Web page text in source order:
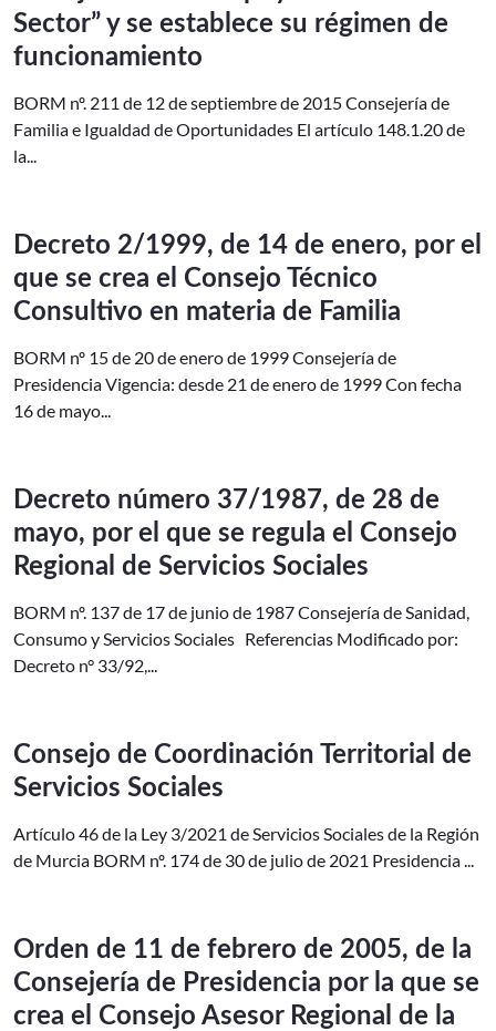
Sector” y se establece su régimen de
funcionamiento
BORM nº. 211 de 12 de septiembre de 2015 Consejería de
Familia e Igualdad de Oportunidades El artículo 148.1.20 de
la...
Decreto 2/1999, de 14 de enero, por el
que se crea el Consejo Técnico
Consultivo en materia de Familia
BORM nº 15 de 20 de enero de 1999 Consejería de
Presidencia Vigencia: desde 21 de enero de 1999 Con fecha
16 de mayo...
Decreto número 37/1987, de 28 de
mayo, por el que se regula el Consejo
Regional de Servicios Sociales
BORM nº. 137 de 17 de junio de 1987 Consejería de Sanidad,
Consumo y Servicios Sociales Referencias Modificado por:
Decreto n° 33/92,...
Consejo de Coordinación Territorial de
Servicios Sociales
Artículo 46 de la Ley 3/2021 de Servicios Sociales de la Región
de Murcia BORM nº. 174 de 30 de julio de 2021 Presidencia ...
Orden de 11 de febrero de 2005, de la
Consejería de Presidencia por la que se
crea el Consejo Asesor Regional de la